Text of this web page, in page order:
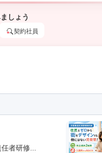
しょう
契約社員
者研修...